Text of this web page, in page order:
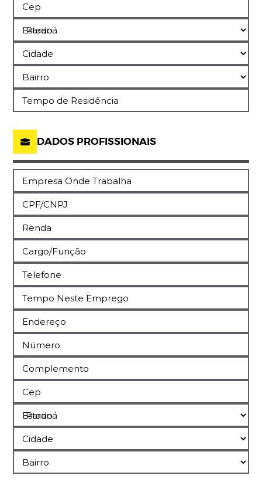
Cep
Estado
Cidade
Bairro
Tempo de Residência
DADOS PROFISSIONAIS
Empresa Onde Trabalha
CPF/CNPJ
Renda
Cargo/Função
Telefone
Tempo Neste Emprego
Endereço
Número
Complemento
Cep
Estado
Cidade
Bairro